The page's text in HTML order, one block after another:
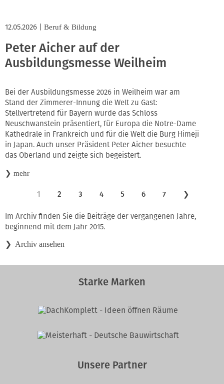
12.05.2026 Beruf & Bildung
Peter Aicher auf der
Ausbildungsmesse Weilheim
Bei der Ausbildungsmesse 2026 in Weilheim war am
Stand der Zimmerer-Innung die Welt zu Gast:
Stellvertretend für Bayern wurde das Schloss
Neuschwanstein präsentiert, für Europa die Notre-Dame
Kathedrale in Frankreich und für die Welt die Burg Himeji
in Japan. Auch unser Präsident Peter Aicher besuchte
das Oberland und zeigte sich begeistert.
❯ mehr
1 2 3 4 5 6 7 ❯
Im Archiv finden Sie die Beiträge der vergangenen Jahre,
beginnend mit dem Jahr 2015.
Archiv ansehen
Starke Marken
Unsere Partner